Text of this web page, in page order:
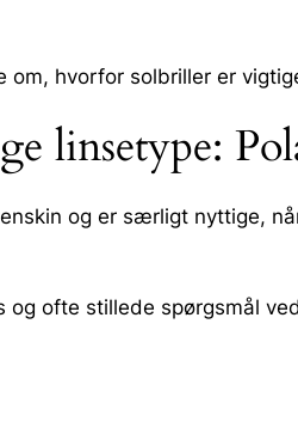
hvorfor solbriller er
linsetype:
og er særligt nyttige,
ofte stillede spørgsmål